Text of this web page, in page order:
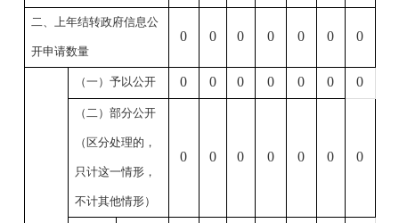
二、上年结转政府信息公
开申请数量
0 0 0 0 0 0 0
（一）予以公开 0 0 0 0 0 0 0
（二）部分公开
（区分处理的，
只计这一情形，
不计其他情形）
0 0 0 0 0 0 0